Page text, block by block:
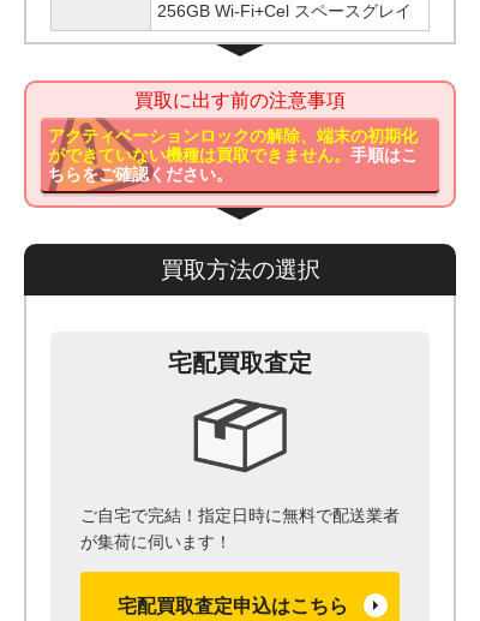
256GB Wi-Fi+Cel スペースグレイ
買取に出す前の注意事項
アクティベーションロックの解除、端末の初期化
ができていない機種は買取できません。手順はこ
ちらをご確認ください。
買取方法の選択
宅配買取査定
ご自宅で完結！指定日時に無料で配送業者
が集荷に伺います！
宅配買取査定申込はこちら